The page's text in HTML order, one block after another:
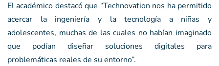
El académico destacó que “Technovation nos ha permitido
acercar la ingeniería y la tecnología a niñas y
adolescentes, muchas de las cuales no habían imaginado
que podían diseñar soluciones digitales para
problemáticas reales de su entorno”.